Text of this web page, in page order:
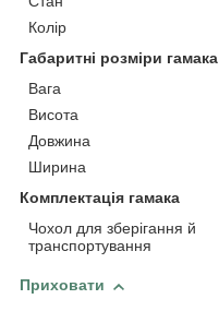
Колір
Габаритні розміри гамака
Вага
Висота
Довжина
Ширина
Комплектація гамака
Чохол для зберігання й
транспортування
Приховати